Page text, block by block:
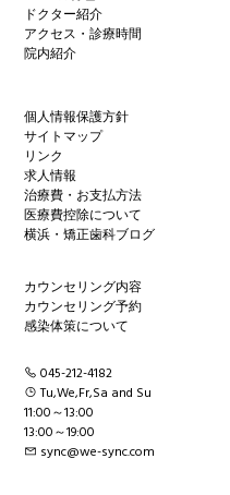
ドクター紹介
アクセス・診療時間
院内紹介
個人情報保護方針
サイトマップ
リンク
求人情報
治療費・お支払方法
医療費控除について
横浜・矯正歯科ブログ
カウンセリング内容
カウンセリング予約
感染体策について
045-212-4182
Tu,We,Fr,Sa and Su
11:00～13:00
13:00～19:00
sync@we-sync.com